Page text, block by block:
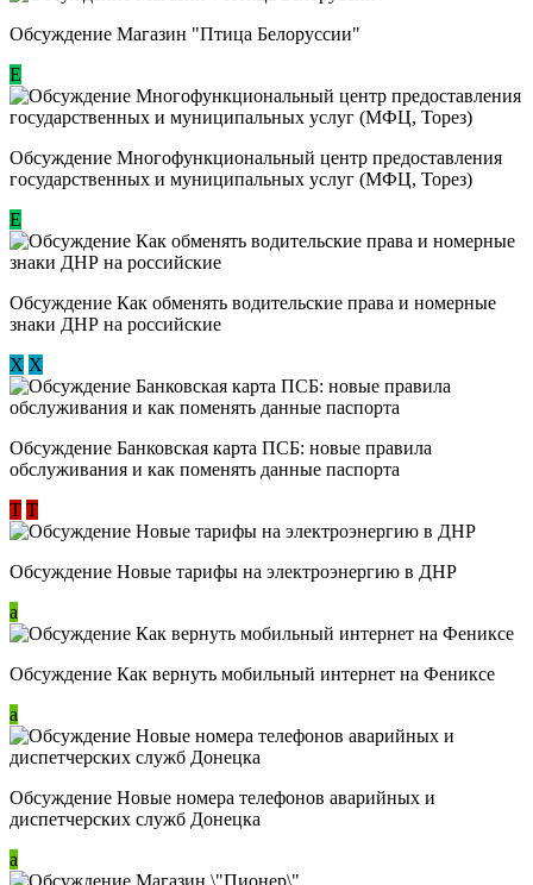
Обсуждение Магазин "Птица Белоруссии"
Е
Обсуждение Многофункциональный центр предоставления
государственных и муниципальных услуг (МФЦ, Торез)
E
Обсуждение ​Как обменять водительские права и номерные
знаки ДНР на российские
Х Х
Обсуждение ​Банковская карта ПСБ: новые правила
обслуживания и как поменять данные паспорта
Т Т
Обсуждение Новые тарифы на электроэнергию в ДНР
a
Обсуждение Как вернуть мобильный интернет на Фениксе
a
Обсуждение Новые номера телефонов аварийных и
диспетчерских служб Донецка
a